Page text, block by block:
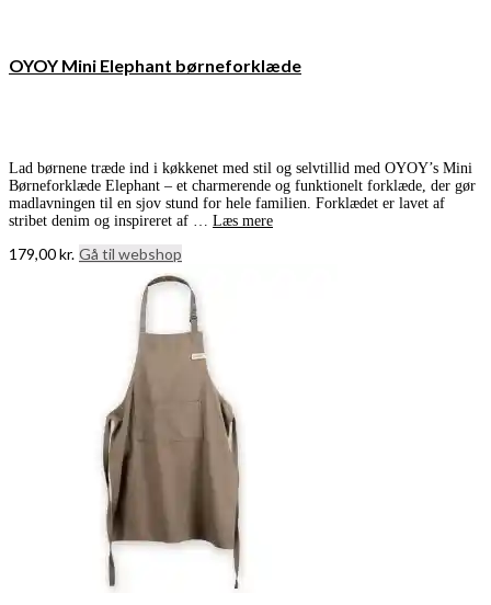
OYOY Mini Elephant børneforklæde
Lad børnene træde ind i køkkenet med stil og selvtillid med OYOY’s Mini
Børneforklæde Elephant – et charmerende og funktionelt forklæde, der gør
madlavningen til en sjov stund for hele familien. Forklædet er lavet af
stribet denim og inspireret af … Læs mere
179,00kr. Gå til webshop